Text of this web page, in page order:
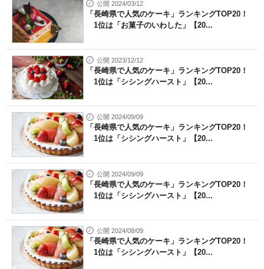
公開 2024/03/12
「長崎県で人気のケーキ」ランキングTOP20！
1位は「お菓子のいわした」【20...
公開 2023/12/12
「長崎県で人気のケーキ」ランキングTOP20！
1位は「シシングハースト」【20...
公開 2024/09/09
「長崎県で人気のケーキ」ランキングTOP20！
1位は「シシングハースト」【20...
公開 2024/09/09
「長崎県で人気のケーキ」ランキングTOP20！
1位は「シシングハースト」【20...
公開 2024/08/09
「長崎県で人気のケーキ」ランキングTOP20！
1位は「シシングハースト」【20...